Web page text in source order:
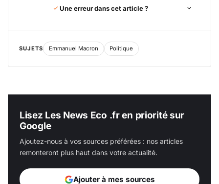
Une erreur dans cet article ?
SUJETS Emmanuel Macron Politique
Lisez Les News Eco .fr en priorité sur
Google
Ajoutez-nous à vos sources préférées : nos articles
remonteront plus haut dans votre actualité.
Ajouter à mes sources